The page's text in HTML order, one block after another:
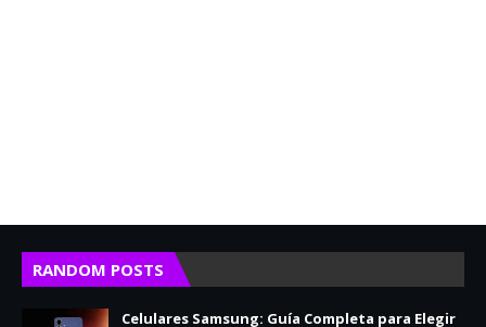
RANDOM POSTS
Celulares Samsung: Guía Completa para Elegir